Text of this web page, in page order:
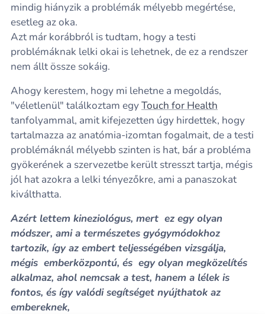
mindig hiányzik a problémák mélyebb megértése,
esetleg az oka.
Azt már korábbról is tudtam, hogy a testi
problémáknak lelki okai is lehetnek, de ez a rendszer
nem állt össze sokáig.
Ahogy kerestem, hogy mi lehetne a megoldás,
"véletlenül" találkoztam egyTouch for Health
tanfolyammal, amit kifejezetten úgy hirdettek, hogy
tartalmazza az anatómia-izomtan fogalmait, de a testi
problémáknál mélyebb szinten is hat, bár a probléma
gyökerének a szervezetbe került stresszt tartja, mégis
jól hat azokra a lelki tényezőkre, ami a panaszokat
kiválthatta.
Azért lettem kineziológus, mert ez egy olyan
módszer, ami a természetes gyógymódokhoz
tartozik, így az embert teljességében vizsgálja,
mégis emberközpontú, és egy olyan megközelítés
alkalmaz, ahol nemcsak a test, hanem a lélek is
fontos, és így valódi segítséget nyújthatok az
embereknek,